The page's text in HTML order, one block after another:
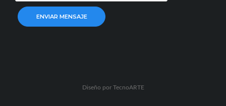
ENVIAR MENSAJE
Diseño por TecnoARTE